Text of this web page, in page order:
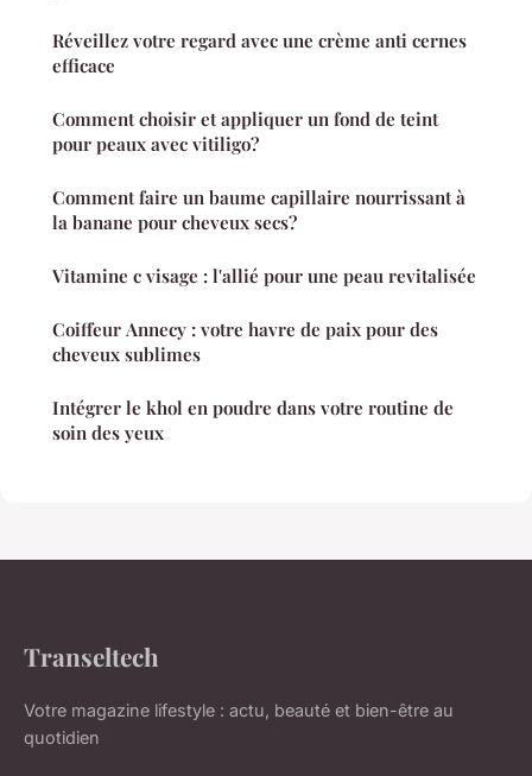
Réveillez votre regard avec une crème anti cernes
efficace
Comment choisir et appliquer un fond de teint
pour peaux avec vitiligo?
Comment faire un baume capillaire nourrissant à
la banane pour cheveux secs?
Vitamine c visage : l'allié pour une peau revitalisée
Coiffeur Annecy : votre havre de paix pour des
cheveux sublimes
Intégrer le khol en poudre dans votre routine de
soin des yeux
Transeltech
Votre magazine lifestyle : actu, beauté et bien-être au
quotidien